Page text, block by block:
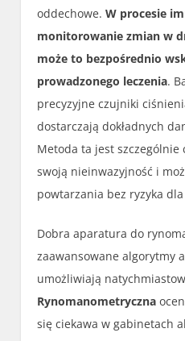
oddechowe.W procesie
monitorowanie zmian w
może to bezpośrednio
prowadzonego leczenia.
precyzyjne czujniki
dostarczają dokładnych
Metoda ta jest szczególnie
swoją nieinwazyjność i
powtarzania bez ryzyka
Dobra aparatura do
zaawansowane algorytmy
umożliwiają
Rynomanometryczna
się ciekawa w gabinetach